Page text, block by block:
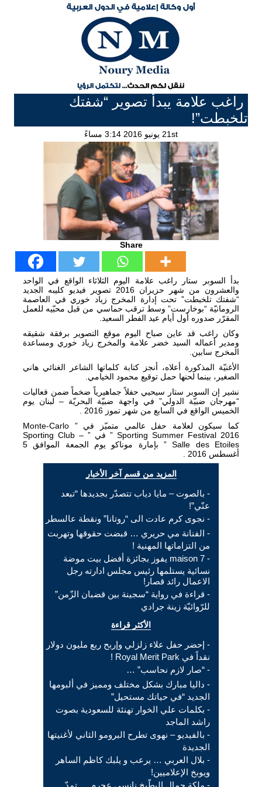
راغب علامة يبدأ تصوير “شفتك
تلخبطت”!
21st يونيو 2016 3:14 مساءً
Share
بدأ السوبر ستار راغب علامة اليوم الثلاثاء الواقع في الواحد
والعشرون من شهر حزيران 2016 تصوير فيديو كليبه الجديد
“شفتك تلخبطت” تحت إدارة المخرج زياد خوري في العاصمة
الرومانيّة “بوخارست” وسط ترقب حماسي من قبل محبّيه للعمل
المقرّر صدوره أول أيام عيد الفطر السعيد.
وكان راغب قد عاين صباح اليوم موقع التصوير برفقة شقيقه
ومدير أعماله السيد خضر علامة والمخرج زياد خوري ومساعدة
المخرج سابين.
الأغنيّة المذكورة أعلاه، أنجز كتابة كلماتها الشاعر الغنائي هاني
الصغير، بينما لحنها حمل توقيع محمود الخيامي.
نشير إن السوبر ستار سيحيي حفلاً جماهيرياً ضخماً ضمن فعاليات
“مهرجان ضبيّة الدولي” في واجهة ضبيّة البحريّة – لبنان يوم
الخميس الواقع في السابع من شهر تموز 2016 .
كما سيكون لعلامة حفل عالمي متميّز في ” Monte-Carlo
Sporting Summer Festival 2016 ” في ” Sporting Club –
Salle des Etoiles ” بإمارة موناكو يوم الجمعة الموافق 5
أغسطس 2016 .
المزيد من قسم آخر الأخبار
- بالصوت – مايا دياب تتصدّر بجديدها “تبعد
عنّي”!
- نجوى كرم عادت الى “روتانا” ونقطة عالسطر
- الفنانة مي حريري … قبضت حقوقها وتهربت
من التزاماتها المهنية !
- maison 7 يفوز بجائزة أفضل بيت موضة
نسائية يستلمها رئيس مجلس ادارته رجل
الاعمال رائد قصار!
- قراءة في رواية “سجينة بين قضبان الزّمن”
للرّوائيّة زينة جرادي
الأكثر قراءة
- إحضر حفل علاء زلزلي وإربح ربع مليون دولار
نقداً في Royal Merit Park !
- “صار لازم نحاسب” …
- داليا مبارك بشكل مختلف ومميز في ألبومها
الجديد “في حياتك مستحيل”
- بكلمات علي الخوار تهنئة للسعودية بصوت
راشد الماجد
- بالفيديو – نهوى تطرح البرومو الثاني لأغنيتها
الجديدة
- بلال العربي … يرعب و يلبك كاظم الساهر
ويوبخ الإعلاميين!
- ملكة جمال البطّيخ نانسي عجرم … تمدّ